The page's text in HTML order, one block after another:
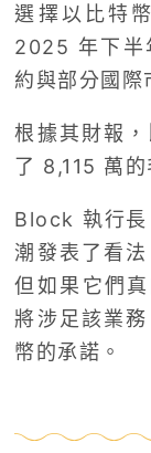
選擇以比特
2025 年下半
約與部分國際
根據其財報
了 8,115 萬
Block 執行
潮發表了看
但如果它們
將涉足該業
幣的承諾。